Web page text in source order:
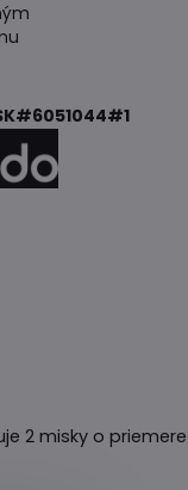
2 misky o